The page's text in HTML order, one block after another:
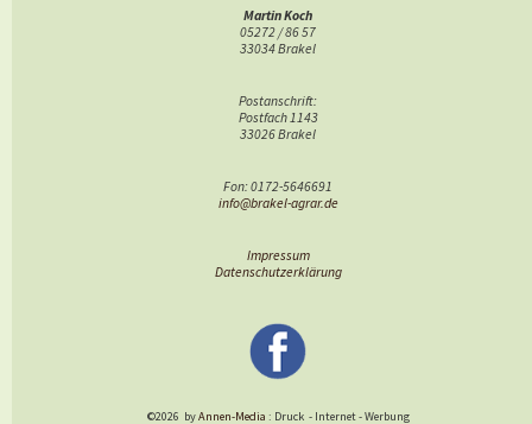
Martin Koch
05272 / 86 57
33034 Brakel
Postanschrift:
Postfach 1143
33026 Brakel
Fon: 0172-5646691
info@brakel-agrar.de
Impressum
Datenschutzerklärung
©2026 byAnnen-Media : Druck - Internet-Werbung